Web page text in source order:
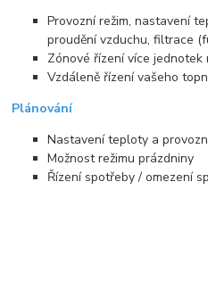
Provozní režim, nastavení
proudění vzduchu, filtrace
Zónové řízení více jednotek
Vzdáleně řízení vašeho
Plánování
Nastavení teploty a
Možnost režimu prázdniny
Řízení spotřeby / omezení